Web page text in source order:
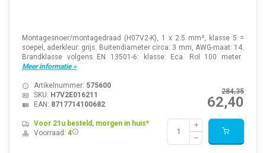
Montagesnoer/montagedraad (H07V2-K), 1 x 2.5 mm², klasse 5 =
soepel, aderkleur: grijs. Buitendiameter circa: 3 mm, AWG-maat: 14.
Brandklasse volgens EN 13501-6: klasse: Eca. Rol 100 meter.
Meer informatie »
284,35
62,40
Artikelnummer: 575600
SKU: H7V2E016211
EAN: 8717714100682
Voor 21u besteld, morgen in huis*
Voorraad: 4